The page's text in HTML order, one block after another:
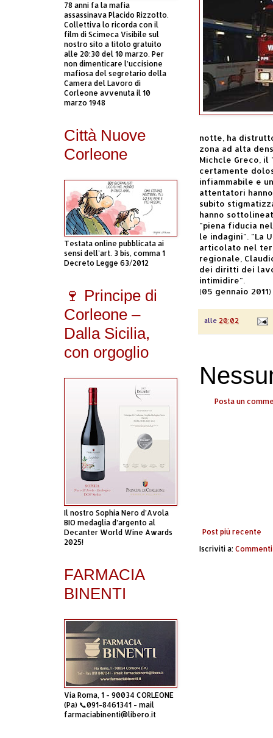
notte, ha
zona ad alta
Michcle Greco, il
certamente
infiammabile e
attentatori
subito
hanno
"piena fiducia
le indagini". "La
articolato nel
regionale,
dei diritti dei
intimidire".
(05 gennaio 2011)
alle 20:02
Posta un
Post più recente
Iscriviti a:
78 anni fa la mafia
assassinava Placido Rizzotto.
Collettiva lo ricorda con il
film di Scimeca Visibile sul
nostro sito a titolo gratuito
alle 20:30 del 10 marzo. Per
non dimenticare l’uccisione
mafiosa del segretario della
Camera del Lavoro di
Corleone avvenuta il 10
marzo 1948
Città Nuove
Corleone
Testata online pubblicata ai
sensi dell'art. 3 bis, comma 1
Decreto Legge 63/2012
🍷 Principe di
Corleone –
Dalla Sicilia,
con orgoglio
Il nostro Sophia Nero d’Avola
BIO medaglia d’argento al
Decanter World Wine Awards
2025!
FARMACIA
BINENTI
Via Roma, 1 - 90034 CORLEONE
(Pa) 📞091-8461341 - mail
farmaciabinenti@libero.it